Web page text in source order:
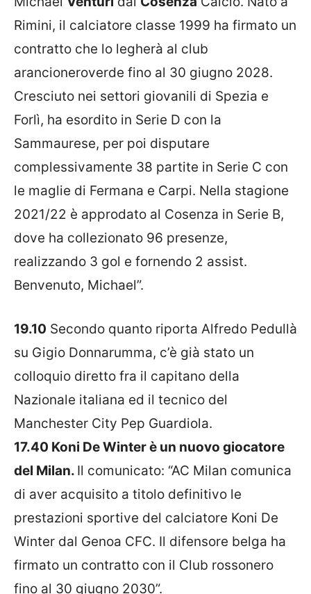
Rimini, il calciatore classe 1999 ha firmato un
contratto che lo legherà al club
arancioneroverde fino al 30 giugno 2028.
Cresciuto nei settori giovanili di Spezia e
Forlì, ha esordito in Serie D con la
Sammaurese, per poi disputare
complessivamente 38 partite in Serie C con
le maglie di Fermana e Carpi. Nella stagione
2021/22 è approdato al Cosenza in Serie B,
dove ha collezionato 96 presenze,
realizzando 3 gol e fornendo 2 assist.
Benvenuto, Michael”.
19.10 Secondo quanto riporta Alfredo Pedullà
su Gigio Donnarumma, c’è già stato un
colloquio diretto fra il capitano della
Nazionale italiana ed il tecnico del
Manchester City Pep Guardiola.
17.40 Koni De Winter è un nuovo giocatore
del Milan. Il comunicato: “AC Milan comunica
di aver acquisito a titolo definitivo le
prestazioni sportive del calciatore Koni De
Winter dal Genoa CFC. Il difensore belga ha
firmato un contratto con il Club rossonero
fino al 30 giugno 2030”.